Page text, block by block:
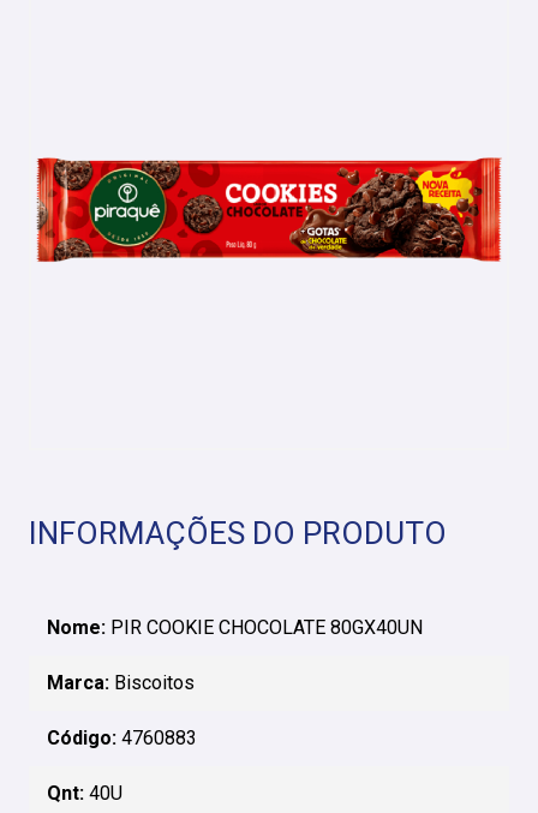
INFORMAÇÕES DO PRODUTO
Nome: PIR COOKIE CHOCOLATE 80GX40UN
Marca: Biscoitos
Código: 4760883
Qnt: 40U